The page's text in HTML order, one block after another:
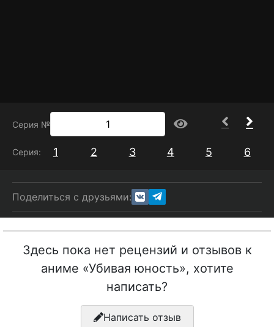
Серия №
Серия: 1 2 3 4 5 6
Поделиться с друзьями:
Здесь пока нет рецензий и отзывов к
аниме «Убивая юность», хотите
написать?
Написать отзыв